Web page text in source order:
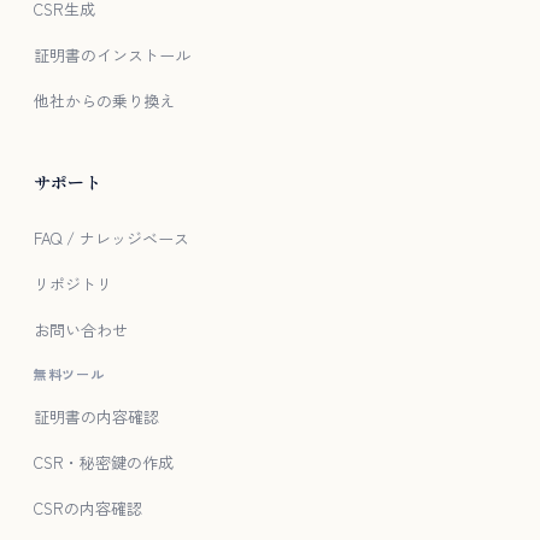
CSR生成
証明書のインストール
他社からの乗り換え
サポート
FAQ / ナレッジベース
リポジトリ
お問い合わせ
無料ツール
証明書の内容確認
CSR・秘密鍵の作成
CSRの内容確認